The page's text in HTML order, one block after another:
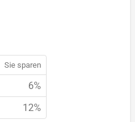
Sie sparen
6%
12%